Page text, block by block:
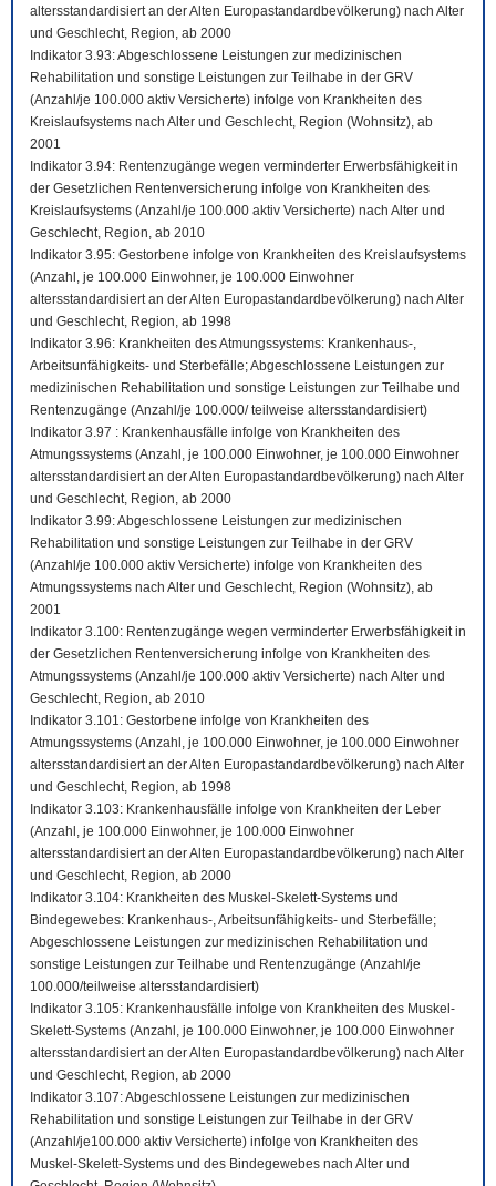
altersstandardisiert an der Alten Europastandardbevölkerung) nach Alter
und Geschlecht, Region, ab 2000
Indikator 3.93: Abgeschlossene Leistungen zur medizinischen
Rehabilitation und sonstige Leistungen zur Teilhabe in der GRV
(Anzahl/je 100.000 aktiv Versicherte) infolge von Krankheiten des
Kreislaufsystems nach Alter und Geschlecht, Region (Wohnsitz), ab
2001
Indikator 3.94: Rentenzugänge wegen verminderter Erwerbsfähigkeit in
der Gesetzlichen Rentenversicherung infolge von Krankheiten des
Kreislaufsystems (Anzahl/je 100.000 aktiv Versicherte) nach Alter und
Geschlecht, Region, ab 2010
Indikator 3.95: Gestorbene infolge von Krankheiten des Kreislaufsystems
(Anzahl, je 100.000 Einwohner, je 100.000 Einwohner
altersstandardisiert an der Alten Europastandardbevölkerung) nach Alter
und Geschlecht, Region, ab 1998
Indikator 3.96: Krankheiten des Atmungssystems: Krankenhaus-,
Arbeitsunfähigkeits- und Sterbefälle; Abgeschlossene Leistungen zur
medizinischen Rehabilitation und sonstige Leistungen zur Teilhabe und
Rentenzugänge (Anzahl/je 100.000/ teilweise altersstandardisiert)
Indikator 3.97 : Krankenhausfälle infolge von Krankheiten des
Atmungssystems (Anzahl, je 100.000 Einwohner, je 100.000 Einwohner
altersstandardisiert an der Alten Europastandardbevölkerung) nach Alter
und Geschlecht, Region, ab 2000
Indikator 3.99: Abgeschlossene Leistungen zur medizinischen
Rehabilitation und sonstige Leistungen zur Teilhabe in der GRV
(Anzahl/je 100.000 aktiv Versicherte) infolge von Krankheiten des
Atmungssystems nach Alter und Geschlecht, Region (Wohnsitz), ab
2001
Indikator 3.100: Rentenzugänge wegen verminderter Erwerbsfähigkeit in
der Gesetzlichen Rentenversicherung infolge von Krankheiten des
Atmungssystems (Anzahl/je 100.000 aktiv Versicherte) nach Alter und
Geschlecht, Region, ab 2010
Indikator 3.101: Gestorbene infolge von Krankheiten des
Atmungssystems (Anzahl, je 100.000 Einwohner, je 100.000 Einwohner
altersstandardisiert an der Alten Europastandardbevölkerung) nach Alter
und Geschlecht, Region, ab 1998
Indikator 3.103: Krankenhausfälle infolge von Krankheiten der Leber
(Anzahl, je 100.000 Einwohner, je 100.000 Einwohner
altersstandardisiert an der Alten Europastandardbevölkerung) nach Alter
und Geschlecht, Region, ab 2000
Indikator 3.104: Krankheiten des Muskel-Skelett-Systems und
Bindegewebes: Krankenhaus-, Arbeitsunfähigkeits- und Sterbefälle;
Abgeschlossene Leistungen zur medizinischen Rehabilitation und
sonstige Leistungen zur Teilhabe und Rentenzugänge (Anzahl/je
100.000/teilweise altersstandardisiert)
Indikator 3.105: Krankenhausfälle infolge von Krankheiten des Muskel-
Skelett-Systems (Anzahl, je 100.000 Einwohner, je 100.000 Einwohner
altersstandardisiert an der Alten Europastandardbevölkerung) nach Alter
und Geschlecht, Region, ab 2000
Indikator 3.107: Abgeschlossene Leistungen zur medizinischen
Rehabilitation und sonstige Leistungen zur Teilhabe in der GRV
(Anzahl/je100.000 aktiv Versicherte) infolge von Krankheiten des
Muskel-Skelett-Systems und des Bindegewebes nach Alter und